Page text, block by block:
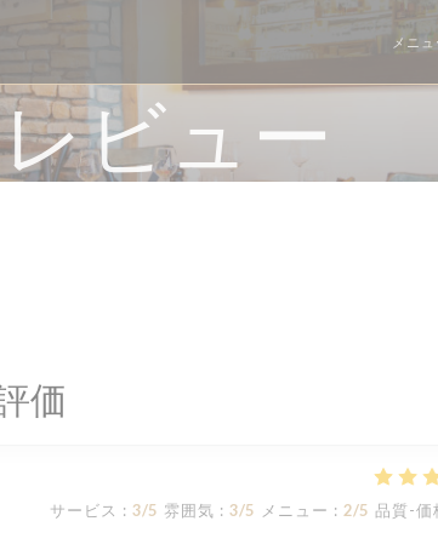
メニュ
レビュー
価
サービス : 3/5 雰囲気 : 3/5 メニュー : 2/5 品質-価